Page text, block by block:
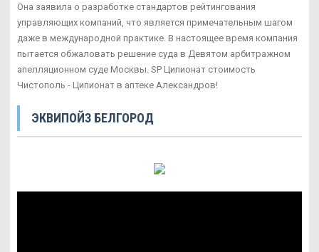
Она заявила о разработке стандартов рейтингования
управляющих компаний, что является примечательным шагом
даже в международной практике. В настоящее время компания
пытается обжаловать решение суда в Девятом арбитражном
апелляционном суде Москвы. SP Ципионат стоимость
Чистополь - Ципионат в аптеке Александров!
ЭКВИПОЙЗ БЕЛГОРОД